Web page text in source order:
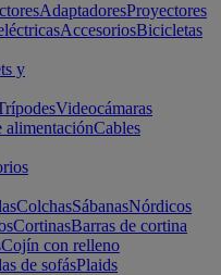
AdaptadoresProyectores
AccesoriosBicicletas
y
Videocámaras
alimentaciónCables
ColchasSábanasNórdicos
CortinasBarras de cortina
Cojín con relleno
de sofásPlaids